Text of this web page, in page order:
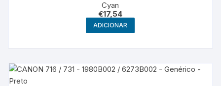
Cyan
€17,54
ADICIONAR